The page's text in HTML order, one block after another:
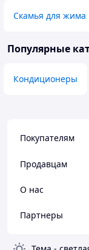
Скамья для жима
Популярные
Кондиционеры
Покупателям
Продавцам
О нас
Партнеры